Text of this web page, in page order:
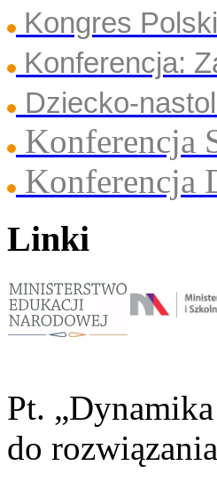
Kongres
Konferencja:
Dziecko-
Konferencja
Konferencja
Linki
Pt.
do